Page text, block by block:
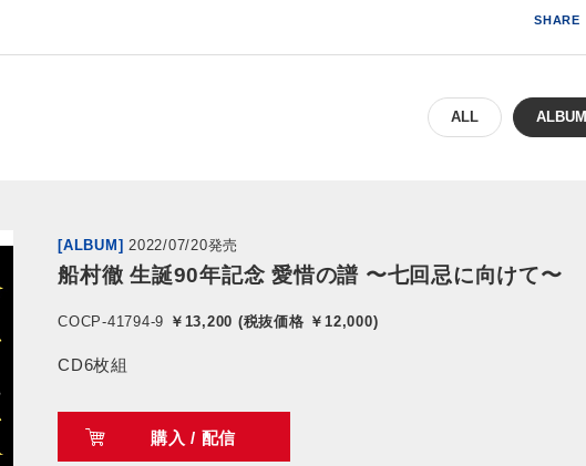
SHARE
ALL ALBUM
[ALBUM] 2022/07/20発売
船村徹 生誕90年記念 愛惜の譜 〜七回忌に向けて〜
COCP-41794-9 ￥13,200 (税抜価格 ￥12,000)
CD6枚組
購入 / 配信